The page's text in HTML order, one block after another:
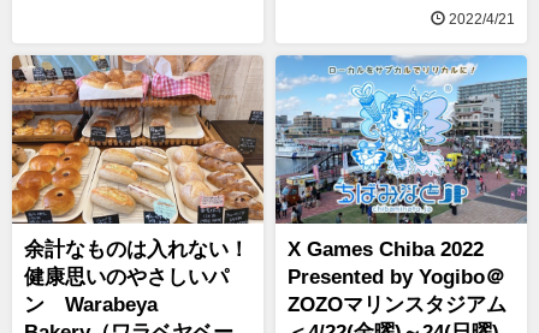
2022/4/21
余計なものは入れない！
健康思いのやさしいパ
ン Warabeya
X Games Chiba 2022
Presented by Yogibo＠
ZOZOマリンスタジアム